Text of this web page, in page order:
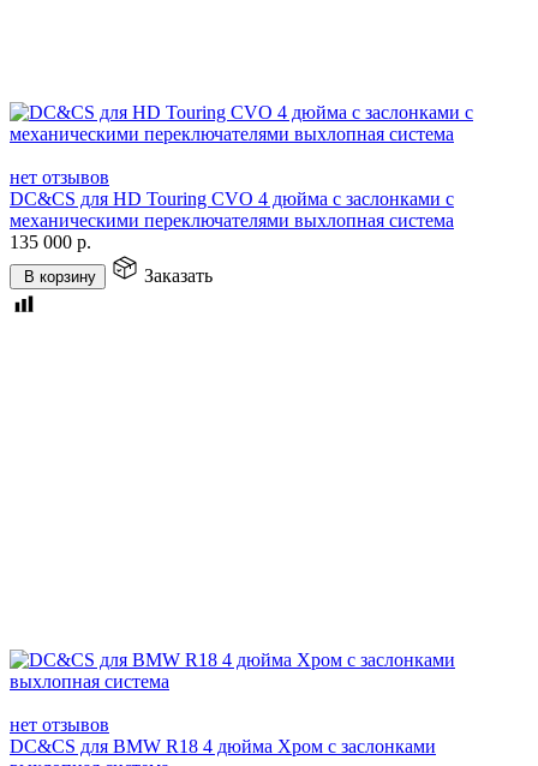
нет отзывов
DC&CS для HD Touring CVO 4 дюйма с заслонками с
механическими переключателями выхлопная система
135 000 р.
В корзину Заказать
нет отзывов
DC&CS для BMW R18 4 дюйма Хром с заслонками